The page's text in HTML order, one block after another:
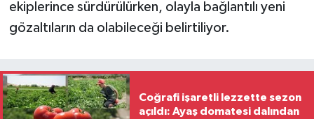
ekiplerince sürdürülürken, olayla bağlantılı yeni
gözaltıların da olabileceği belirtiliyor.
Coğrafi işaretli lezzette sezon
açıldı: Ayaş domatesi dalından